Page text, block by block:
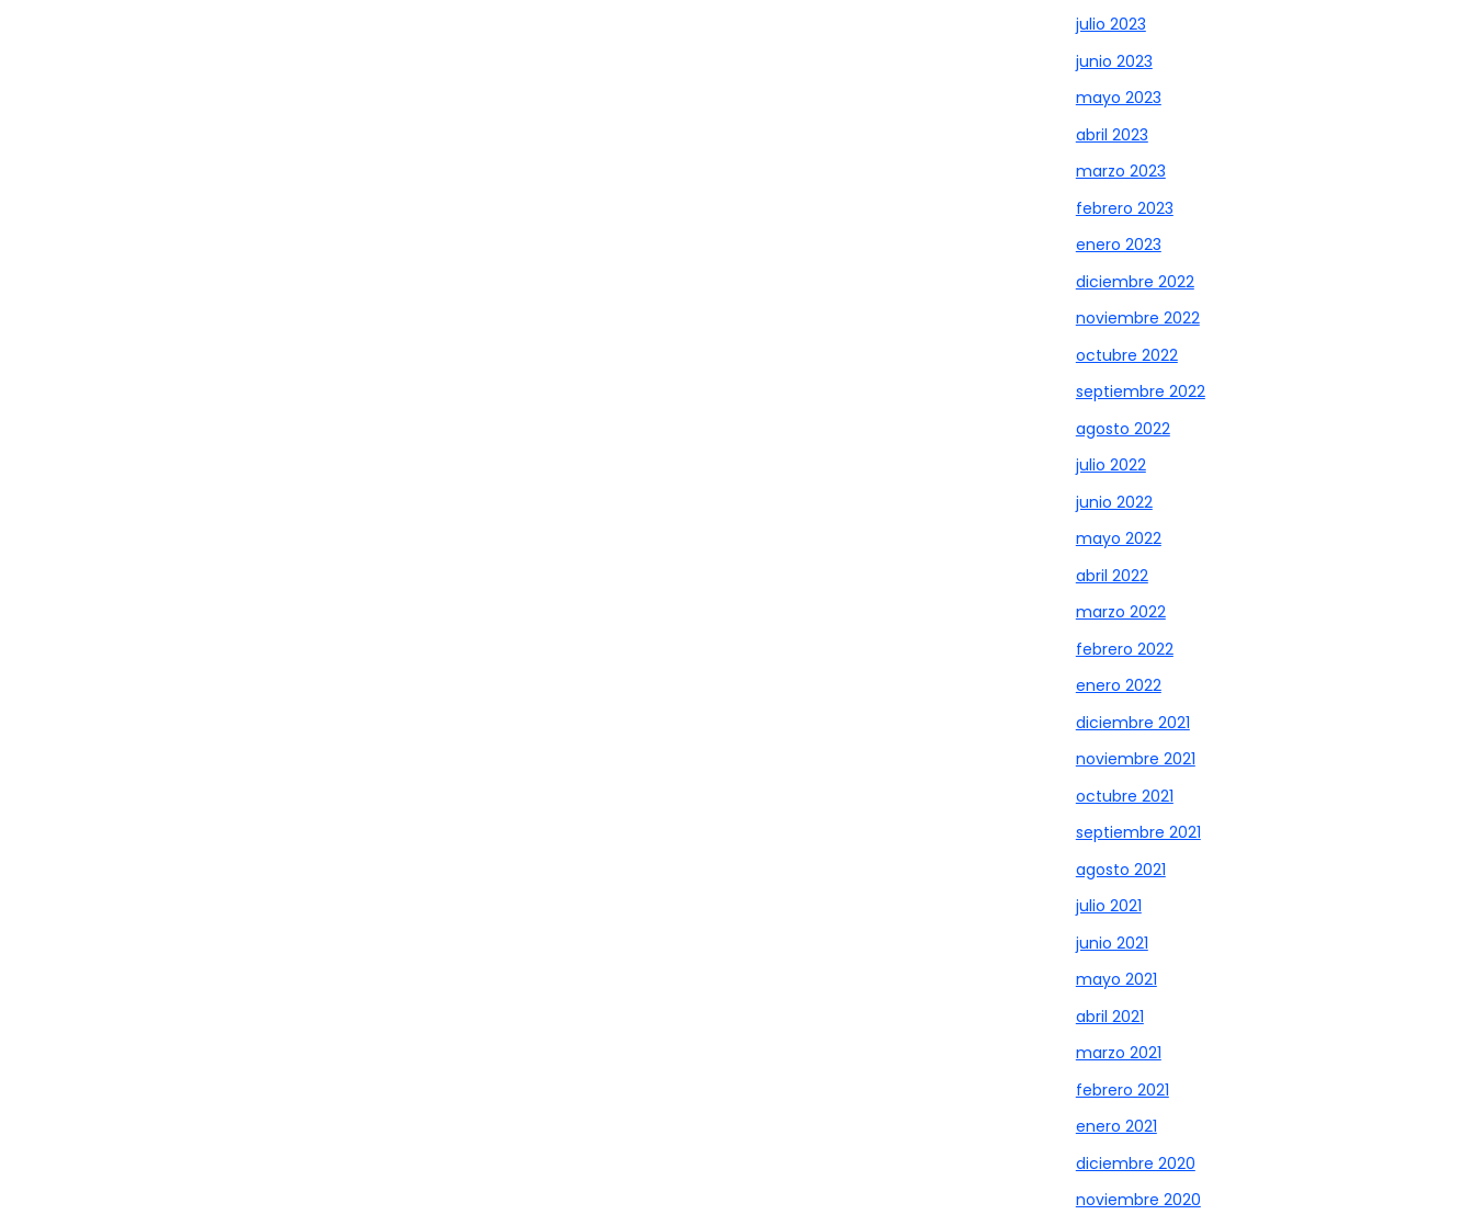
julio 2023
junio 2023
mayo 2023
abril 2023
marzo 2023
febrero 2023
enero 2023
diciembre 2022
noviembre 2022
octubre 2022
septiembre 2022
agosto 2022
julio 2022
junio 2022
mayo 2022
abril 2022
marzo 2022
febrero 2022
enero 2022
diciembre 2021
noviembre 2021
octubre 2021
septiembre 2021
agosto 2021
julio 2021
junio 2021
mayo 2021
abril 2021
marzo 2021
febrero 2021
enero 2021
diciembre 2020
noviembre 2020